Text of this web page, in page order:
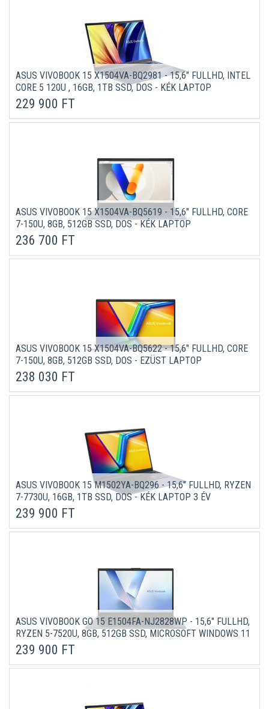
ASUS VIVOBOOK 15 X1504VA-BQ2981 - 15,6" FULLHD, INTEL
CORE 5 120U , 16GB, 1TB SSD, DOS - KÉK LAPTOP
229 900 FT
ASUS VIVOBOOK 15 X1504VA-BQ5619 - 15,6" FULLHD, CORE
7-150U, 8GB, 512GB SSD, DOS - KÉK LAPTOP
236 700 FT
ASUS VIVOBOOK 15 X1504VA-BQ5622 - 15,6" FULLHD, CORE
7-150U, 8GB, 512GB SSD, DOS - EZÜST LAPTOP
238 030 FT
ASUS VIVOBOOK 15 M1502YA-BQ296 - 15,6" FULLHD, RYZEN
7-7730U, 16GB, 1TB SSD, DOS - KÉK LAPTOP 3 ÉV
GARANCIÁVAL
239 900 FT
ASUS VIVOBOOK GO 15 E1504FA-NJ2828WP - 15,6" FULLHD,
RYZEN 5-7520U, 8GB, 512GB SSD, MICROSOFT WINDOWS 11
PROFESSIONAL - FEKETE LAPTOP
239 900 FT